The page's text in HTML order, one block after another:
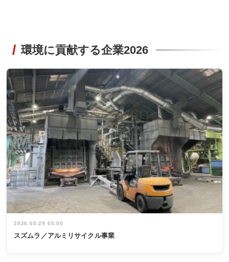
環境に貢献する企業2026
2026.05.29 05:00
スズムラ／アルミリサイクル事業